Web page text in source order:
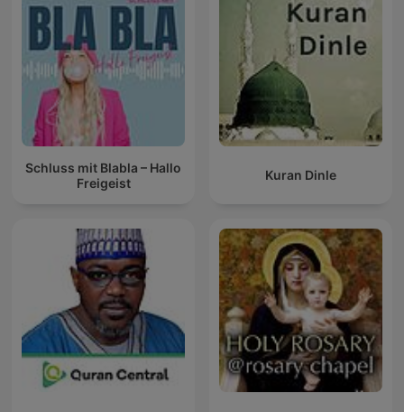
Schluss mit Blabla – Hallo
Freigeist
Kuran Dinle